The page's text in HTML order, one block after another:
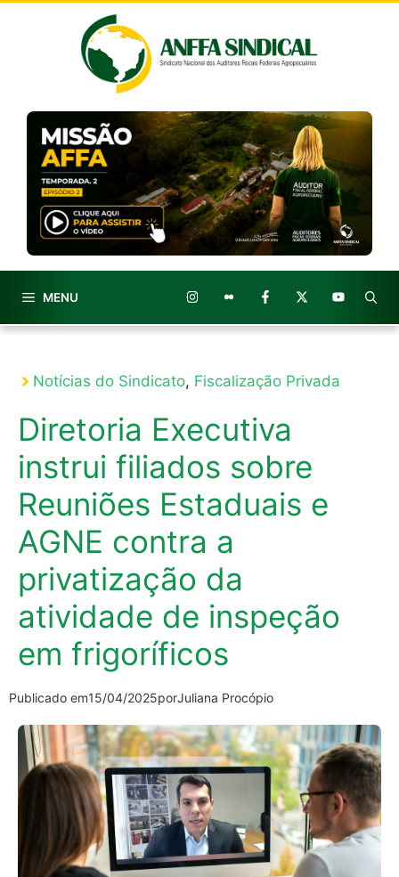
MENU
Notícias do Sindicato, Fiscalização Privada
Diretoria Executiva
instrui filiados sobre
Reuniões Estaduais e
AGNE contra a
privatização da
atividade de inspeção
em frigoríficos
Publicado em15/04/2025porJuliana Procópio